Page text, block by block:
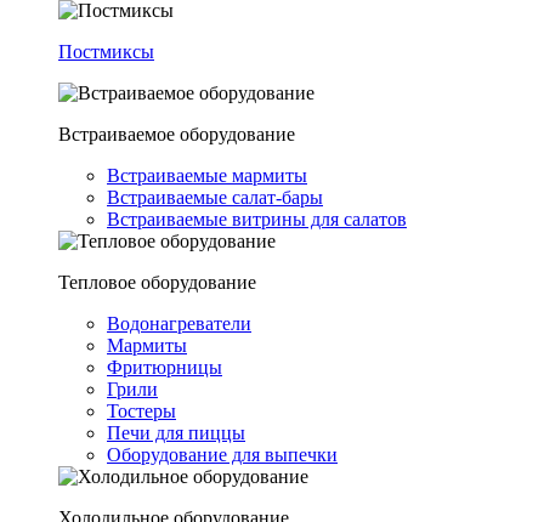
Постмиксы
Встраиваемое оборудование
Встраиваемые мармиты
Встраиваемые салат-бары
Встраиваемые витрины для салатов
Тепловое оборудование
Водонагреватели
Мармиты
Фритюрницы
Грили
Тостеры
Печи для пиццы
Оборудование для выпечки
Холодильное оборудование